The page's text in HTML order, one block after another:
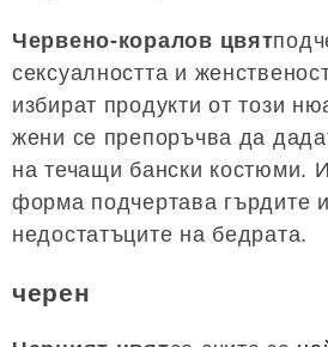
Червено-коралов цвят
сексуалността и
избират продукти от този
жени се препоръчва да
на течащи бански костюми.
форма подчертава гърдите
недостатъците на бедрата.
черен